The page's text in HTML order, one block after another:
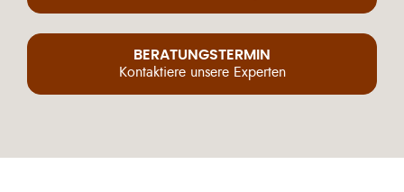
BERATUNGSTERMIN
Kontaktiere unsere Experten